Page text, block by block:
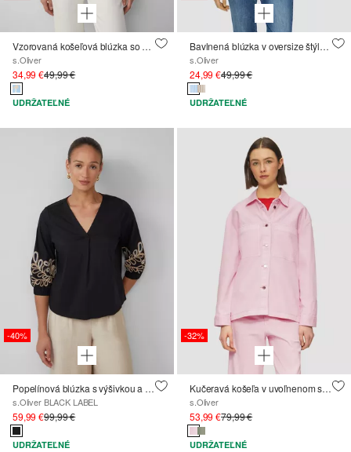
Vzorovaná košeľová blúzka so sťahovacou šnúrkou naspodku
s.Oliver
34,99 €49,99 €
UDRŽATEĽNÉ
Bavlnená blúzka v oversize štýle s vyšitým srdiečkom
s.Oliver
24,99 €49,99 €
UDRŽATEĽNÉ
-40%
Popelínová blúzka s výšivkou a 3/4 rukávmi
s.Oliver BLACK LABEL
59,99 €99,99 €
UDRŽATEĽNÉ
-32%
Kučeravá košeľa v uvoľnenom strihu
s.Oliver
53,99 €79,99 €
UDRŽATEĽNÉ